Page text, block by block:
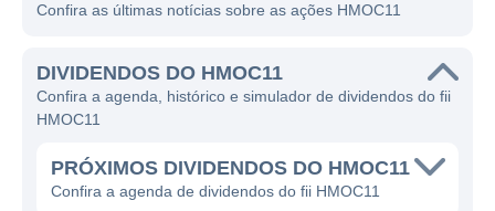
Confira as últimas notícias sobre as ações HMOC11
DIVIDENDOS DO HMOC11
Confira a agenda, histórico e simulador de dividendos do fii
HMOC11
PRÓXIMOS DIVIDENDOS DO HMOC11
Confira a agenda de dividendos do fii HMOC11